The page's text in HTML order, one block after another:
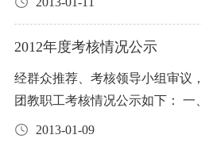
（盖章）： 投标人（签名）： 身份证号码： 投标时间：
别：牛奶 品名 产地 规格 单位 月供应量 单价 金额 鲜奶 220
ml/袋 袋 6000 鲜奶 120ml/袋 袋 35000 酸奶 140ml/袋 袋 3000
0 塑杯酸奶 100ml/盒 盒 10000 合计 说明： 1、本次投标中
标价精确到角（0.1元）。 2、食品招标具体要求见说明
未盖学校公章无效。 投标人单位（盖章）： 投标人（签
名）： 身份证号码： 投标时间：
每月食堂食品投标表 类别：食用调味品 品名 规格 品牌 单
位 月供应量 单价 金额 盐 斤 1000 酱油 升 500 醋 升 65 味精
斤 300 鸡精 斤 300 白糖 斤 1000 黄酒 升 300 合计 说明：
要求见说明书，请各投标人详细了解。 3、本表复
补贴”是指70%基础性绩效工资中
者，其病假期间的工资按90%计
者，从第七个月起工资打折，工
发，工龄满10年不满20年者工资
次性发放。 ①代课（上该学科课）16元/节。②代课（上自
主任16元/天，代副班主任10元/天。 （3）值班津贴：
0元/天。 2、结构工资： 占“扣除以上专项津贴后的剩余总
额”的50％左右，每月考核计分，
雯怡 7、吴江明珠幼儿园 陈 萍、王 莉(幼大)、丰新娜、周
梦瑶 二、2012年度记三等功奖励者：唐 颉、刘晓萍、钱春
亚 三、2012年度第二届优秀管理团队： 1、市实小本部教
务处 2、市实小本部学生处 3、市实小本部一年级组 4、市
实小本部三年级组 5、市实小本部语文大组(含苏教版组、
研组 8、本部幼儿园大班年级组 9、沧浪新城幼儿园小班年
实小本部第一支部 1998.06 陈玲 1989.04 2011.08 本科 小一
市实小本部第一支部 2008.06 薛蔚 1979.06 2000.08 本科 小
20日，凡对上述同志有异议者，
党组织反映，联系电话：65201415或
市实验
加工作时间 学历 职称 所属支部 申请入党时间 赵洪 1973.07
2 1995.08 硕士 中高 市实小本部第二支部 1993.04 王静(语)
1979.11 1999.08 本科 小高 市实小本部第二支部 1996.09 胡
方平 1979.03 2000.08 本科 小高 市实小本部第一支部 1998.0
2012年度考核情况公示
经群众推荐、考核领导小组审议
团教职工考核情况公示如下： 一、2012年度考核优秀：
1、市实小本部 王 燕、姜小红、舒 蓉、李耘雯、袁晴靖、
2013-01-09